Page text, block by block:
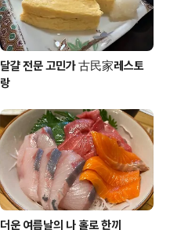
달걀 전문 고민가 古民家레스토
랑
더운 여름날의 나 홀로 한끼